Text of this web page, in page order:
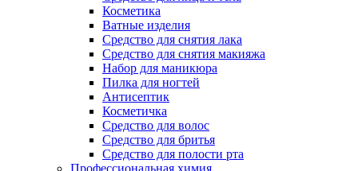
Косметика
Ватные изделия
Средство для снятия лака
Средство для снятия макияжа
Набор для маникюра
Пилка для ногтей
Антисептик
Косметичка
Средство для волос
Средство для бритья
Средство для полости рта
Профессиональная химия